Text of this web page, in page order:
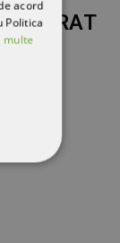
acord
Politica
multe